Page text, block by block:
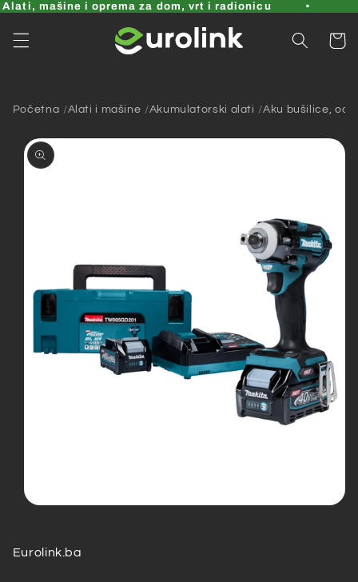
Pređi
sadržaj
mašine i oprema za dom, vrt i radionicu
Korpa
Početna Alati i mašine Akumulatorski alati Aku bušilice,
informacije
modal
Eurolink.ba